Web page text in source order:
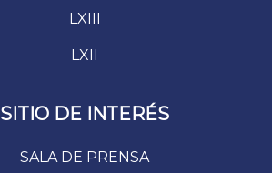
LXIII
LXII
SITIO DE INTERÉS
SALA DE PRENSA